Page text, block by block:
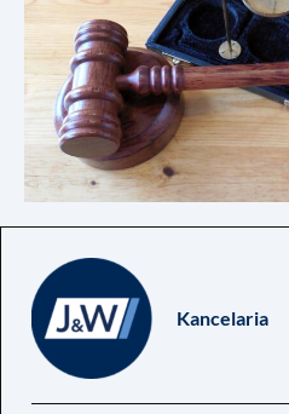
Kancelaria